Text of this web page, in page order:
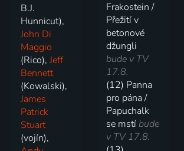
B.J.
Hunnicut),
John Di
Maggio
(Rico),Jeff
Bennett
(Kowalski),
James
Patrick
Stuart
(vojín),
Frakostein /
Přežití v
betonové
džungli
bude v TV
17.8.
(12) Panna
pro pána /
Papuchalk
se mstíbude
v TV 17.8.